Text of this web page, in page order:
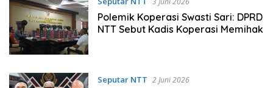
Polemik Koperasi Swasti Sari: DPRD
NTT Sebut Kadis Koperasi Memihak
Seputar NTT 2 Juni 2026